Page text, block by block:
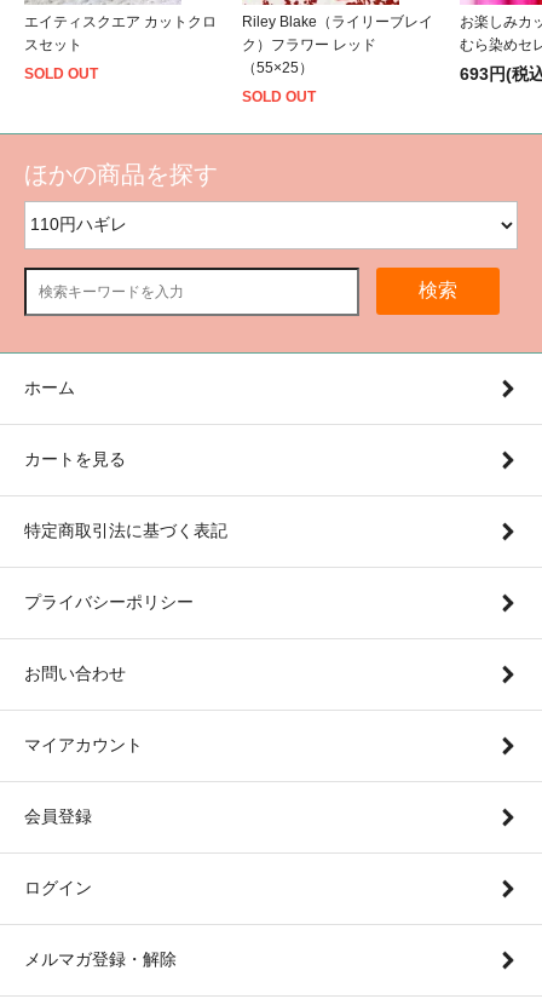
エイティスクエア カットクロ
スセット
SOLD OUT
Riley Blake（ライリーブレイ
ク）フラワー レッド
（55×25）
SOLD OUT
お楽しみカ
むら染めセ
693円(税
ほかの商品を探す
検索
ホーム
カートを見る
特定商取引法に基づく表記
プライバシーポリシー
お問い合わせ
マイアカウント
会員登録
ログイン
メルマガ登録・解除